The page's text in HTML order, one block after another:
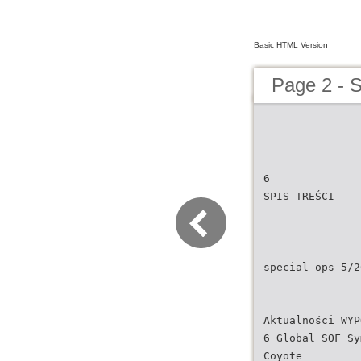
Basic HTML Version
Page 2 -
6
SPIS TREŚCI
special ops 5/
Aktualności
6 Global SOF
Coyote